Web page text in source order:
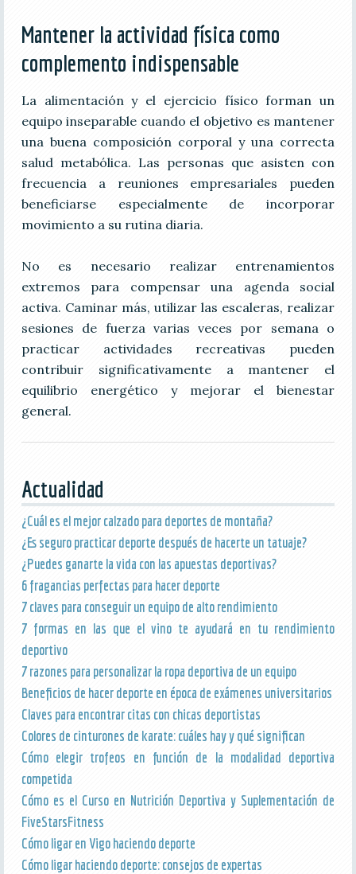
Mantener la actividad física como
complemento indispensable
La alimentación y el ejercicio físico forman un
equipo inseparable cuando el objetivo es mantener
una buena composición corporal y una correcta
salud metabólica. Las personas que asisten con
frecuencia a reuniones empresariales pueden
beneficiarse especialmente de incorporar
movimiento a su rutina diaria.
No es necesario realizar entrenamientos
extremos para compensar una agenda social
activa. Caminar más, utilizar las escaleras, realizar
sesiones de fuerza varias veces por semana o
practicar actividades recreativas pueden
contribuir significativamente a mantener el
equilibrio energético y mejorar el bienestar
general.
Actualidad
¿Cuál es el mejor calzado para deportes de montaña?
¿Es seguro practicar deporte después de hacerte un tatuaje?
¿Puedes ganarte la vida con las apuestas deportivas?
6 fragancias perfectas para hacer deporte
7 claves para conseguir un equipo de alto rendimiento
7 formas en las que el vino te ayudará en tu rendimiento
deportivo
7 razones para personalizar la ropa deportiva de un equipo
Beneficios de hacer deporte en época de exámenes universitarios
Claves para encontrar citas con chicas deportistas
Colores de cinturones de karate: cuáles hay y qué significan
Cómo elegir trofeos en función de la modalidad deportiva
competida
Cómo es el Curso en Nutrición Deportiva y Suplementación de
FiveStarsFitness
Cómo ligar en Vigo haciendo deporte
Cómo ligar haciendo deporte: consejos de expertas